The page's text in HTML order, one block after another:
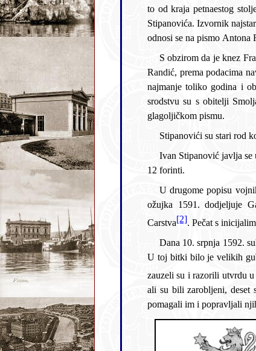
to od kraja petnaestog stoljeća pa nadalje. Sve te isprave nalaze se u privatnoj obiteljskoj pismohrani kapetana duge plovidbe Igora
Stipanovića. Izvornik najstarije isprave bio je objavljen 1965. u riječkom Novom listu i tom prilikom nestaje iz obiteljske pismohrane, a
S obzirom da je knez Frankopan umro 1579. pretpostaviti je da je ovo pismo moralo nastati prije te godine. Iz činjenice da je Anton
Randić, prema podacima navedenim u pismu, služio dvanaest godina na brodovima kneza Frankopana, može se zaključiti da je on već
najmanje toliko godina i obitavao u Kostreni. Obitelj Randić je inače u obiteljskom srodstvu s obitelji
srodstvu su s obitelji Smoljan čiji su članovi naselili prostore Kostrene već
glagoljičkom pismu.
Ivan Stipanović javlja se u prvome popisu senjske vojne posade iz godine 1540., gdje je zabilježeno da mjesečno na ime plaće prima
12 forinti.
U drugome popisu vojnika iz 1551. javlja se ime Mikule Stipanovića, nižeg časnika austrijske vojske. Car Rudolf II. u Pragu, 15
ožujka 1591. dodjeljuje Gašparu (Kasparu) Stipanoviću, sinu vojvode Mihovila Stipanovića, titulu plemića Svetoga Rimskoga
Carstva[2]
Dana 10. srpnja 1592. sukobljavaju se uskoci u blizini Bakra s mletačkom kopnenom vojskom pod vodstvom zapovjednika Tiepola.
U toj bitki bilo je velikih gubitaka na obje strane. Prema nekim podatcima Mlečani su tada zauzeli i opljačkali Bakar, a prema drugim
ali su bili zarobljeni, deset su objesili Mlečani. Slijedila je